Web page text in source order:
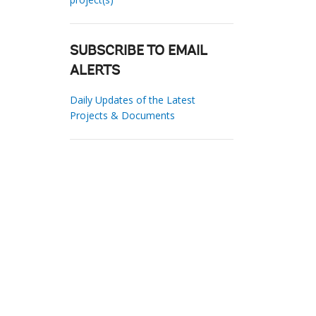
SUBSCRIBE TO EMAIL
ALERTS
Daily Updates of the Latest
Projects & Documents